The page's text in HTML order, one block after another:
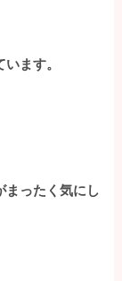
ます。
まったく気にし